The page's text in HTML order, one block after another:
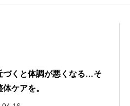
づくと体調が悪くなる…そ
ケアを。